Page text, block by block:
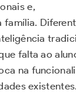
e,
falta ao
na